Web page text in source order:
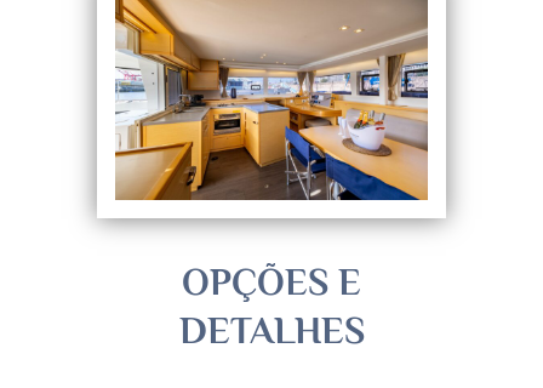
OPÇÕES E
DETALHES